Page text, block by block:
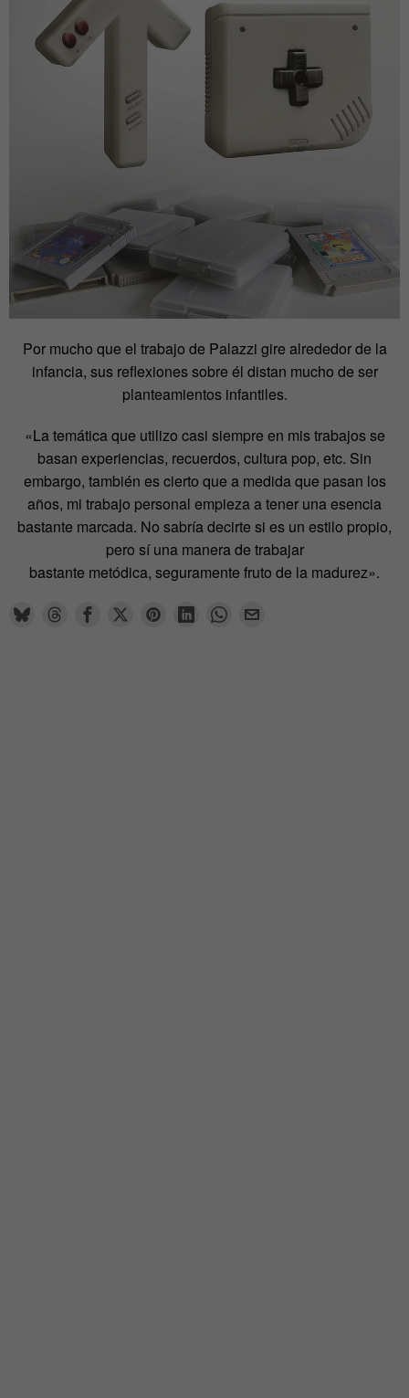
Por mucho que el trabajo de Palazzi gire alrededor de la
infancia, sus reflexiones sobre él distan mucho de ser
planteamientos infantiles.
«La temática que utilizo casi siempre en mis trabajos se
basan experiencias, recuerdos, cultura pop, etc. Sin
embargo, también es cierto que a medida que pasan los
años, mi trabajo personal empieza a tener una esencia
bastante marcada. No sabría decirte si es un estilo propio,
pero sí una manera de trabajar
bastante metódica, seguramente fruto de la madurez».